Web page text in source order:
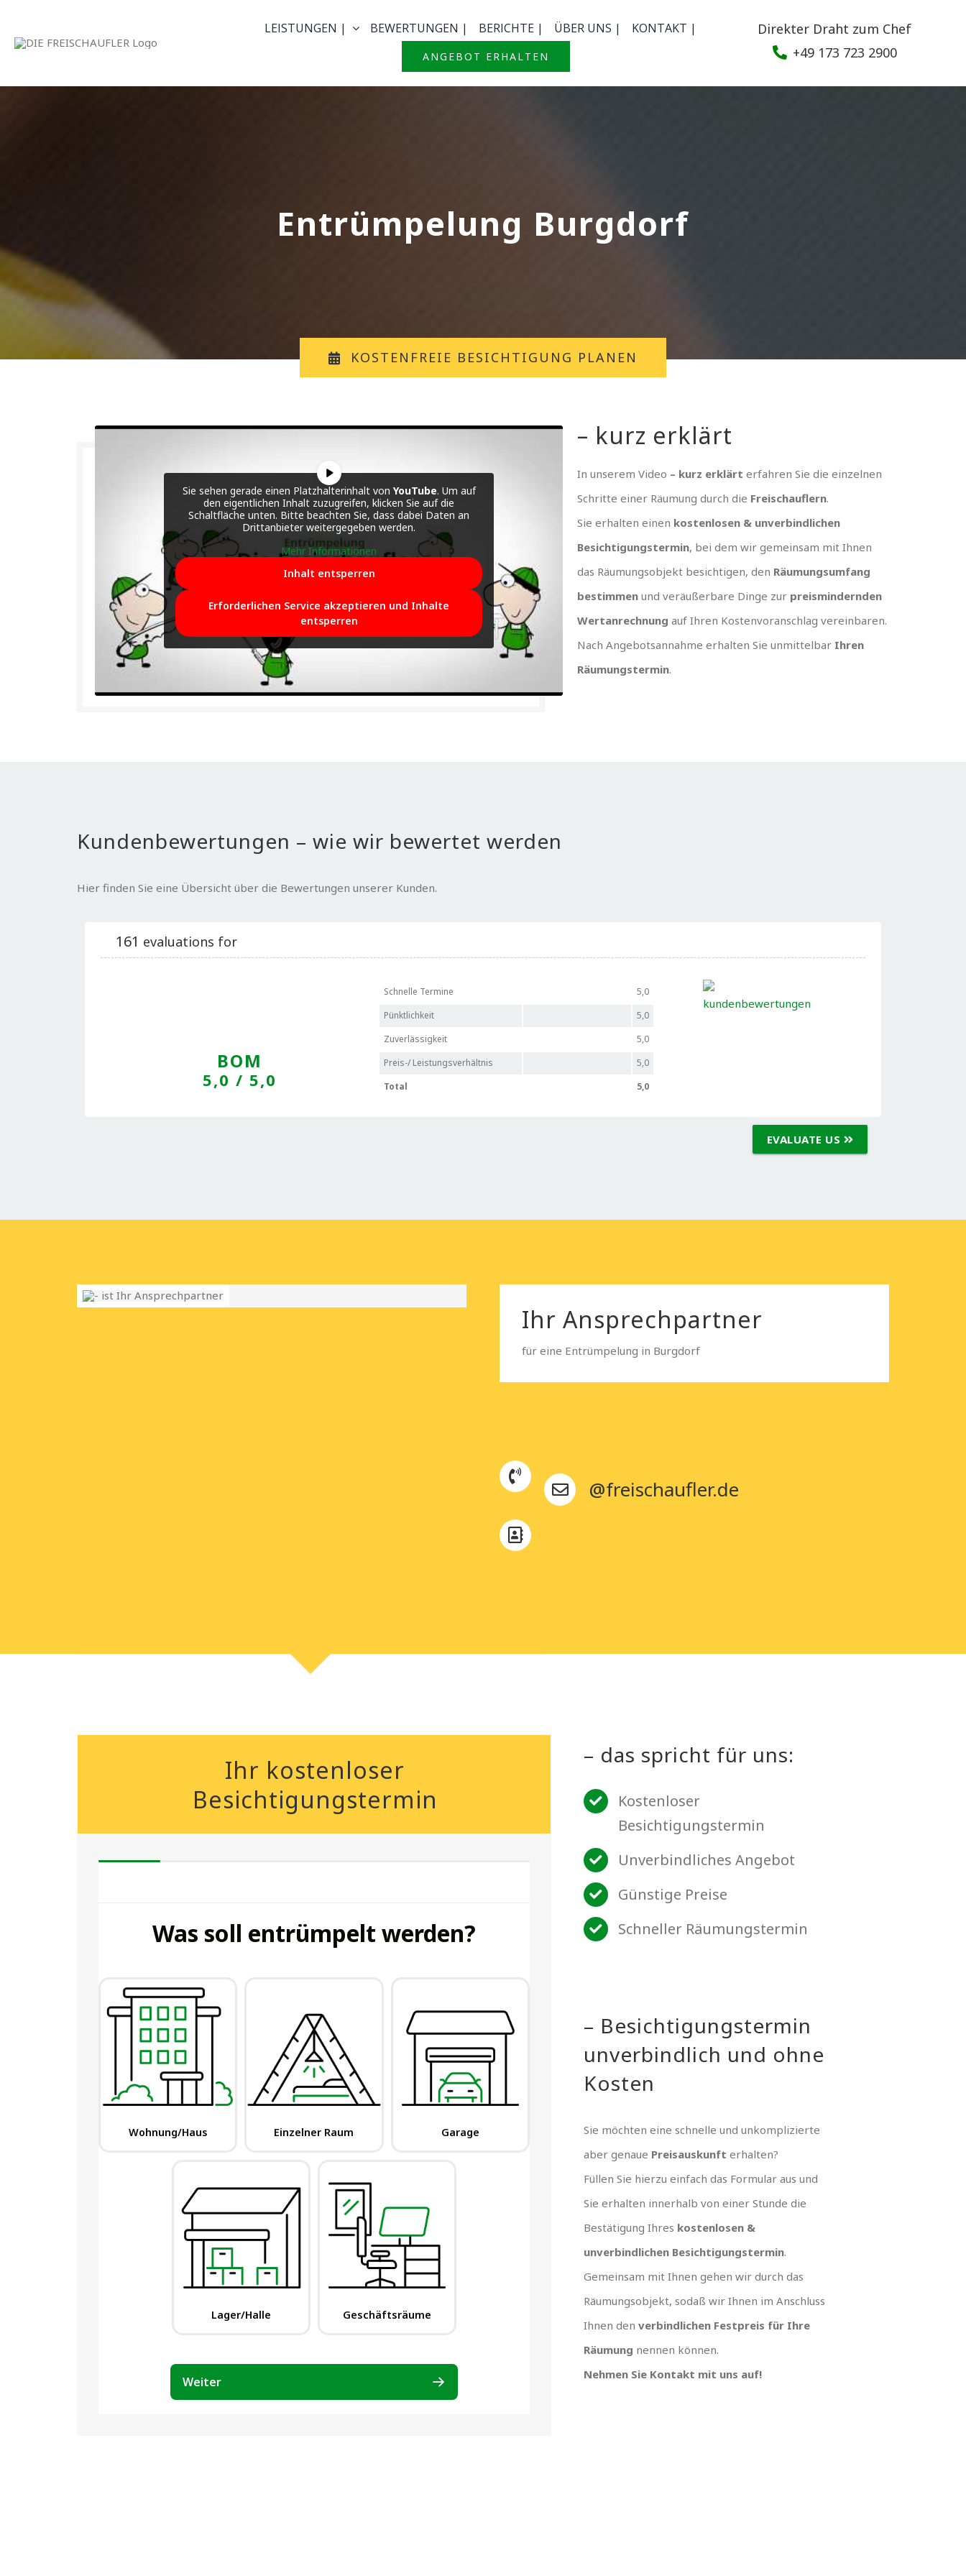
LEISTUNGEN | BEWERTUNGEN | BERICHTE | ÜBER UNS | KONTAKT |
ANGEBOT ERHALTEN
Direkter Draht zum Chef
+49 173 723 2900
Entrümpelung Burgdorf
KOSTENFREIE BESICHTIGUNG PLANEN
Sie sehen gerade einen Platzhalterinhalt von YouTube. Um auf
den eigentlichen Inhalt zuzugreifen, klicken Sie auf die
Schaltfläche unten. Bitte beachten Sie, dass dabei Daten an
Drittanbieter weitergegeben werden.
Mehr Informationen
Inhalt entsperren
Erforderlichen Service akzeptieren und Inhalte
entsperren
– kurz erklärt
In unserem Video – kurz erklärt erfahren Sie die einzelnen
Schritte einer Räumung durch die Freischauflern.
Sie erhalten einen kostenlosen & unverbindlichen
Besichtigungstermin, bei dem wir gemeinsam mit Ihnen
das Räumungsobjekt besichtigen, den Räumungsumfang
bestimmen und veräußerbare Dinge zur preismindernden
Wertanrechnung auf Ihren Kostenvoranschlag vereinbaren.
Nach Angebotsannahme erhalten Sie unmittelbar Ihren
Räumungstermin.
Kundenbewertungen – wie wir bewertet werden
Hier finden Sie eine Übersicht über die Bewertungen unserer Kunden.
161 evaluations for
BOM
5,0 / 5,0
Schnelle Termine
5,0
Pünktlichkeit
5,0
Zuverlässigkeit
5,0
Preis-/ Leistungsverhältnis
5,0
Total
5,0
EVALUATE US
Ihr Ansprechpartner
für eine Entrümpelung in Burgdorf
@freischaufler.de
Ihr kostenloser
Besichtigungstermin
– das spricht für uns:
Kostenloser
Besichtigungstermin
Unverbindliches Angebot
Günstige Preise
Schneller Räumungstermin
– Besichtigungstermin
unverbindlich und ohne
Kosten
Sie möchten eine schnelle und unkomplizierte
aber genaue Preisauskunft erhalten?
Füllen Sie hierzu einfach das Formular aus und
Sie erhalten innerhalb von einer Stunde die
Bestätigung Ihres kostenlosen &
unverbindlichen Besichtigungstermin.
Gemeinsam mit Ihnen gehen wir durch das
Räumungsobjekt, sodaß wir Ihnen im Anschluss
Ihnen denverbindlichen Festpreis für Ihre
Räumung nennen können.
Nehmen Sie Kontakt mit uns auf!